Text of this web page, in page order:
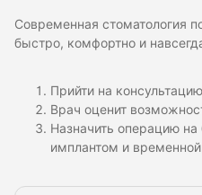
Современная стоматология
быстро, комфортно и
Прийти на
Врач оценит
Назначить операцию
имплантом и